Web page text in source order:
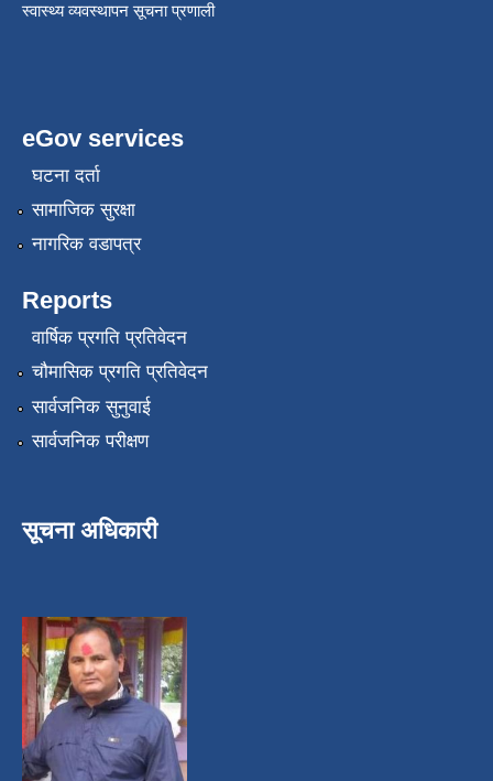
स्वास्थ्य व्यवस्थापन सूचना प्रणाली
eGov services
घटना दर्ता
सामाजिक सुरक्षा
नागरिक वडापत्र
Reports
वार्षिक प्रगति प्रतिवेदन
चौमासिक प्रगति प्रतिवेदन
सार्वजनिक सुनुवाई
सार्वजनिक परीक्षण
सूचना अधिकारी